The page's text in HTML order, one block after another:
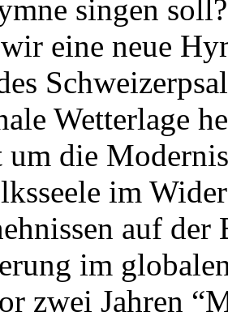
singen
eine neue
Wetterlage
um die
im
auf
im
zwei Jahren